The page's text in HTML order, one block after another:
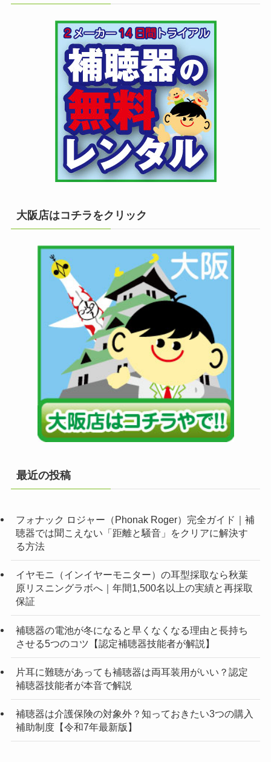
大阪店はコチラをクリック
最近の投稿
フォナック ロジャー（Phonak Roger）完全ガイド｜補
聴器では聞こえない「距離と騒音」をクリアに解決す
る方法
イヤモニ（インイヤーモニター）の耳型採取なら秋葉
原リスニングラボへ｜年間1,500名以上の実績と再採取
保証
補聴器の電池が冬になると早くなくなる理由と長持ち
させる5つのコツ【認定補聴器技能者が解説】
片耳に難聴があっても補聴器は両耳装用がいい？認定
補聴器技能者が本音で解説
補聴器は介護保険の対象外？知っておきたい3つの購入
補助制度【令和7年最新版】